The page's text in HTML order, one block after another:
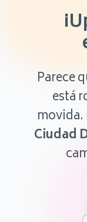
Parece
está
movida.
Ciudad